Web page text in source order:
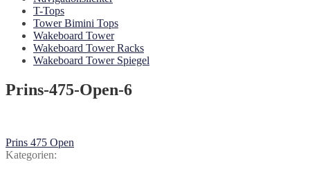
T-Tops
Tower Bimini Tops
Wakeboard Tower
Wakeboard Tower Racks
Wakeboard Tower Spiegel
Prins-475-Open-6
Beitragsnavigation
Vorheriger
Beitrag:
Prins 475 Open
Kategorien: